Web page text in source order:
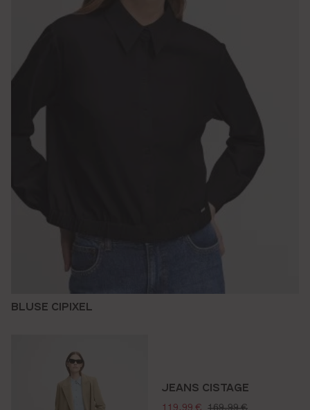
BLUSE CIPIXEL
JEANS CISTAGE
verkaufspreis:
119,99 € regulärer preis:
169,99 €